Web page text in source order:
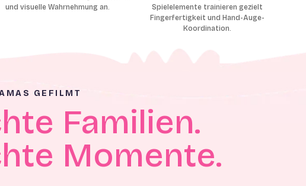
und visuelle Wahrnehmung an.
Spielelemente trainieren gezielt
Fingerfertigkeit und Hand-Auge-
Koordination.
GEFILMT
Familien.
Momente.